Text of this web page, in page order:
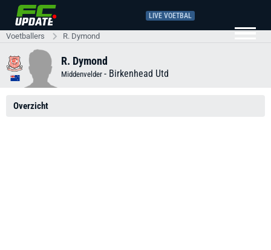
LIVE VOETBAL
Voetballers R. Dymond
R. Dymond
Middenvelder - Birkenhead Utd
Overzicht